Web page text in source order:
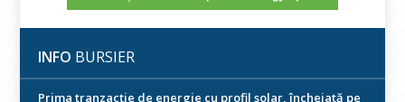
INFO BURSIER
Prima tranzacție de energie cu profil solar, încheiată pe